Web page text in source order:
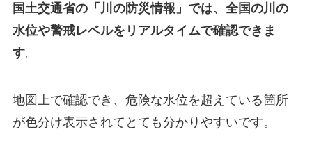
国土交通省の「川の防災情報」では、全国の川の
水位や警戒レベルをリアルタイムで確認できま
す。
地図上で確認でき、危険な水位を超えている箇所
が色分け表示されてとても分かりやすいです。